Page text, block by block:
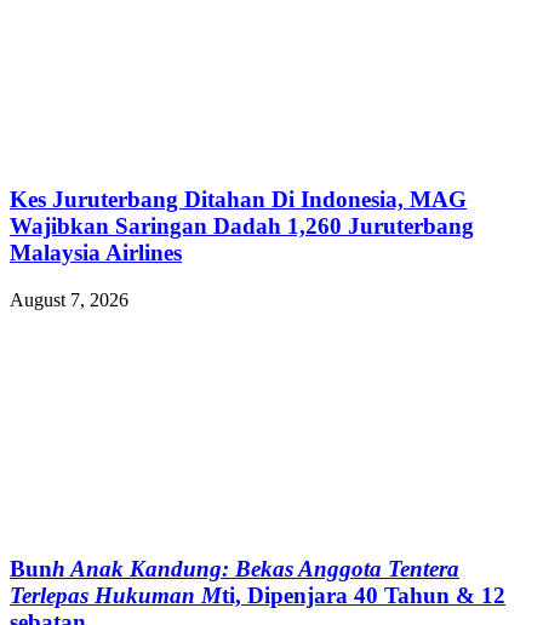
Kes Juruterbang Ditahan Di Indonesia, MAG
Wajibkan Saringan Dadah 1,260 Juruterbang
Malaysia Airlines
August 7, 2026
Bunh Anak Kandung: Bekas Anggota Tentera
Terlepas Hukuman Mti, Dipenjara 40 Tahun & 12